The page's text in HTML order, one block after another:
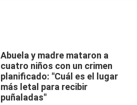
Abuela y madre mataron a
cuatro niños con un crimen
planificado: "Cuál es el lugar
más letal para recibir
puñaladas"